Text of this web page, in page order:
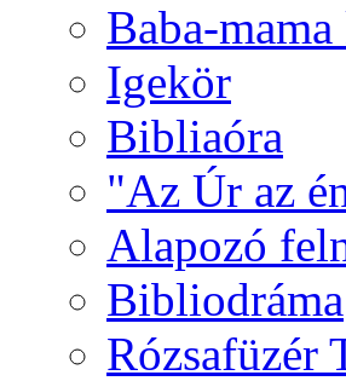
Baba-
Igekör
Bibliaóra
"Az Úr az
Alapozó
Bibliodráma
Rózsafüzér